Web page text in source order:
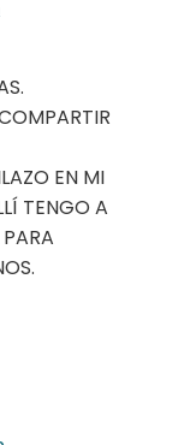
EN MI
TENGO A